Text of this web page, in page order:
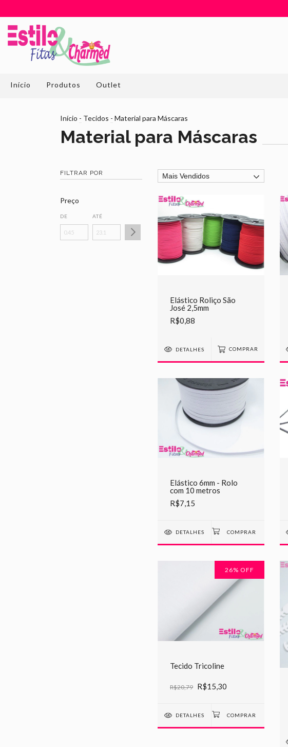
Início Produtos Outlet
Início - Tecidos - Material para Máscaras
Material para Máscaras
FILTRAR POR
Preço
DE ATÉ
Elástico Roliço São
José 2,5mm
R$0,88
DETALHES COMPRAR
Elástico 6mm - Rolo
com 10 metros
R$7,15
DETALHES
26% OFF
Tecido Tricoline
R$20,79 R$15,30
DETALHES